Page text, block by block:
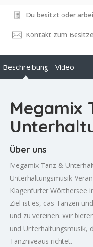
Du besitzt oder
Kontakt zum
Beschreibung Video
Megamix
Über uns
Megamix Tanz &
Unterhaltungsmusik-
Klagenfurter Wörthersee
Ziel ist es, das Tanzen
und zu vereinen. Wir
und Unterhaltungsmusik,
Tanzniveaus richtet.